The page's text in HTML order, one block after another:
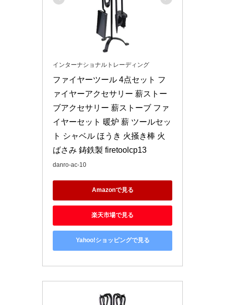
インターナショナルトレーディング
ファイヤーツール 4点セット フ
ァイヤーアクセサリー 薪ストー
ブアクセサリー 薪ストーブ ファ
イヤーセット 暖炉 薪 ツールセッ
ト シャベル ほうき 火掻き棒 火
ばさみ 鋳鉄製 firetoolcp13
danro-ac-10
Amazonで見る
楽天市場で見る
Yahoo!ショッピングで見る